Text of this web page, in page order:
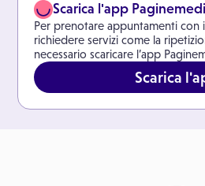
Scarica l'app
Per prenotare appuntamenti con
richiedere servizi come la
necessario scaricare l’app
Scarica